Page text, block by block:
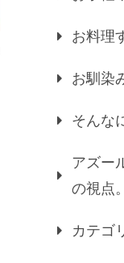
お料理
お馴染
そんな
アズー
の視点。
カテゴ